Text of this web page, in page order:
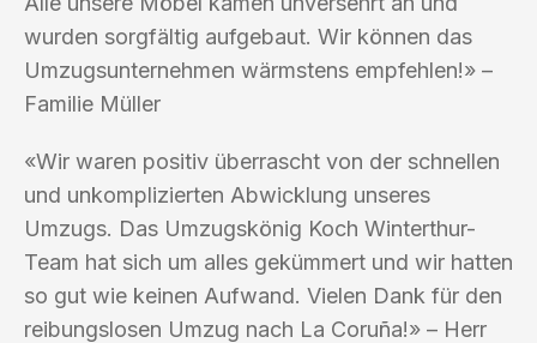
wurden sorgfältig aufgebaut. Wir können das
Umzugsunternehmen wärmstens empfehlen!» –
Familie Müller
«Wir waren positiv überrascht von der schnellen
und unkomplizierten Abwicklung unseres
Umzugs. Das Umzugskönig Koch Winterthur-
Team hat sich um alles gekümmert und wir hatten
so gut wie keinen Aufwand. Vielen Dank für den
reibungslosen Umzug nach La Coruña!» – Herr